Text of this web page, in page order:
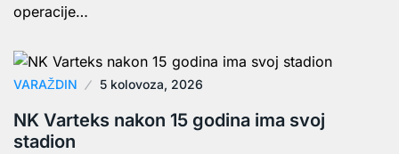
operacije…
VARAŽDIN 5 kolovoza, 2026
NK Varteks nakon 15 godina ima svoj
stadion